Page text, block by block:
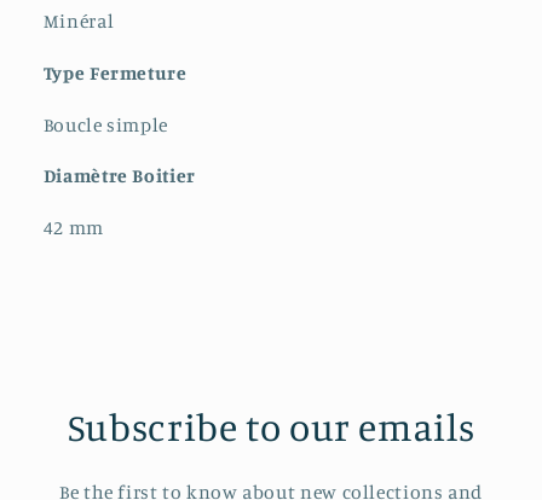
Minéral
Type Fermeture
Boucle simple
Diamètre Boitier
42 mm
Subscribe to our emails
Be the first to know about new collections and